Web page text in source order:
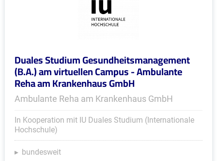
Duales Studium Gesundheitsmanagement
(B.A.) am virtuellen Campus - Ambulante
Reha am Krankenhaus GmbH
Ambulante Reha am Krankenhaus GmbH
In Kooperation mit IU Duales Studium (Internationale
Hochschule)
bundesweit